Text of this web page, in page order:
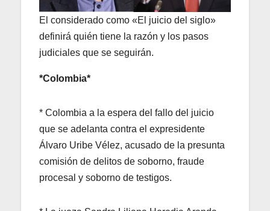
El considerado como «El juicio del siglo»
definirá quién tiene la razón y los pasos
judiciales que se seguirán.
*Colombia*
* Colombia a la espera del fallo del juicio
que se adelanta contra el expresidente
Álvaro Uribe Vélez, acusado de la presunta
comisión de delitos de soborno, fraude
procesal y soborno de testigos.